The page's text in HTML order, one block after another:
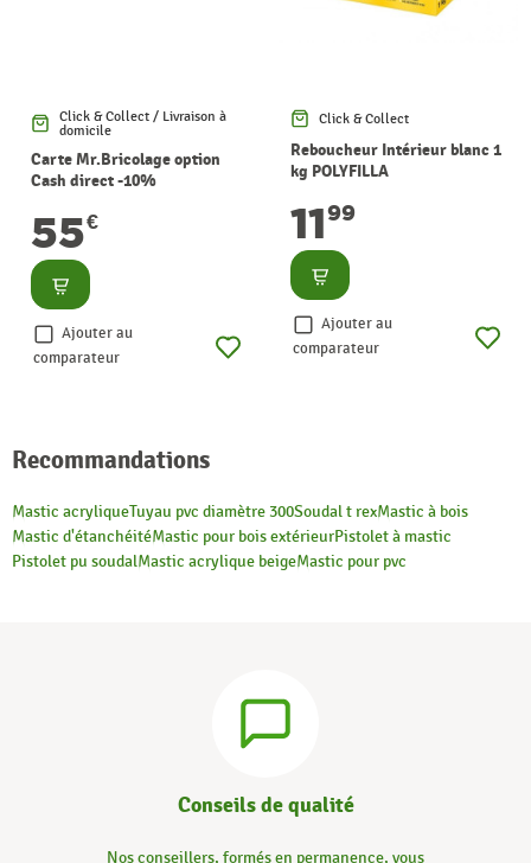
Click & Collect / Livraison à
domicile
Carte Mr.Bricolage option
Cash direct -10%
55€
Consulter
Ajouter au
comparateur
Click & Collect
Reboucheur Intérieur blanc 1
kg POLYFILLA
1199
Consulter
Ajouter au
comparateur
Recommandations
Mastic acryliqueTuyau pvc diamètre 300Soudal t rexMastic à bois
Mastic d'étanchéitéMastic pour bois extérieurPistolet à mastic
Pistolet pu soudalMastic acrylique beigeMastic pour pvc
Conseils de qualité
Nos conseillers, formés en permanence, vous